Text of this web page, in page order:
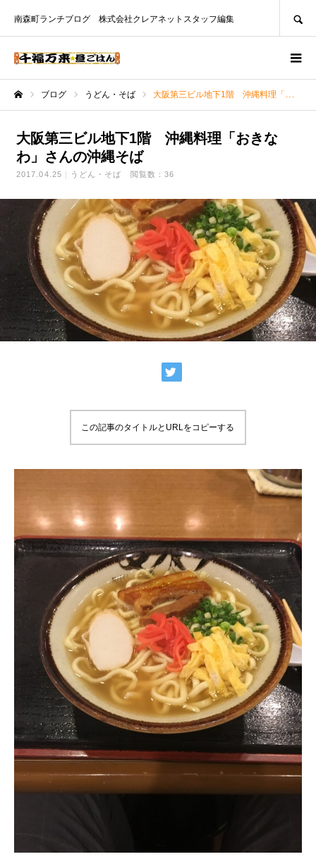
南森町ランチブログ 株式会社クレアネットスタッフ編集
ブログ うどん・そば 大阪第三ビル地下1階 沖縄料理「おきなわ」さんの沖縄そば
大阪第三ビル地下1階 沖縄料理「おきな
わ」さんの沖縄そば
2017.04.25 うどん・そば 閲覧数：36
この記事のタイトルとURLをコピーする